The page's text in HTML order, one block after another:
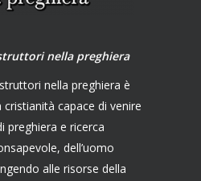
nella preghiera
nella preghiera è
capace di venire
preghiera e ricerca
dell’uomo
alle risorse della